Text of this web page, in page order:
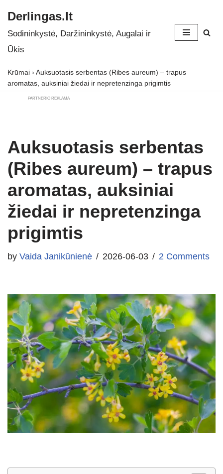
Skip
to
Derlingas.lt
Sodininkystė, Daržininkystė, Augalai ir
Ūkis
Krūmai › Auksuotasis serbentas (Ribes aureum) – trapus
aromatas, auksiniai žiedai ir nepretenzinga prigimtis
PARTNERIO REKLAMA
Auksuotasis serbentas
(Ribes aureum) – trapus
aromatas, auksiniai
žiedai ir nepretenzinga
prigimtis
by Vaida Janikūnienė 2026-06-03 2 Comments